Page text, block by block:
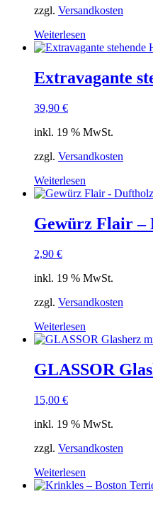
zzgl. Versandkosten
Weiterlesen
Extravagante
39,90 €
inkl. 19 % MwSt.
zzgl. Versandkosten
Weiterlesen
Gewürz Flair –
2,90 €
inkl. 19 % MwSt.
zzgl. Versandkosten
Weiterlesen
GLASSOR
15,00 €
inkl. 19 % MwSt.
zzgl. Versandkosten
Weiterlesen